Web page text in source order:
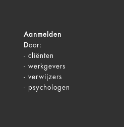
Aanmelden
Door:
- cliënten
- werkgevers
- verwijzers
- psychologen